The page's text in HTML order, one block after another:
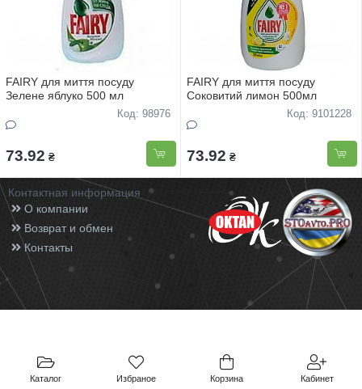
Каталог Избраное Корзина Кабинет
FAIRY для миття посуду
Зелене яблуко 500 мл
Код: 98976
73.92 ₴
FAIRY для миття посуду
Соковитий лимон 500мл
Код: 9101228
73.92 ₴
Контактная информация
О компании
Возврат и обмен
Контакты